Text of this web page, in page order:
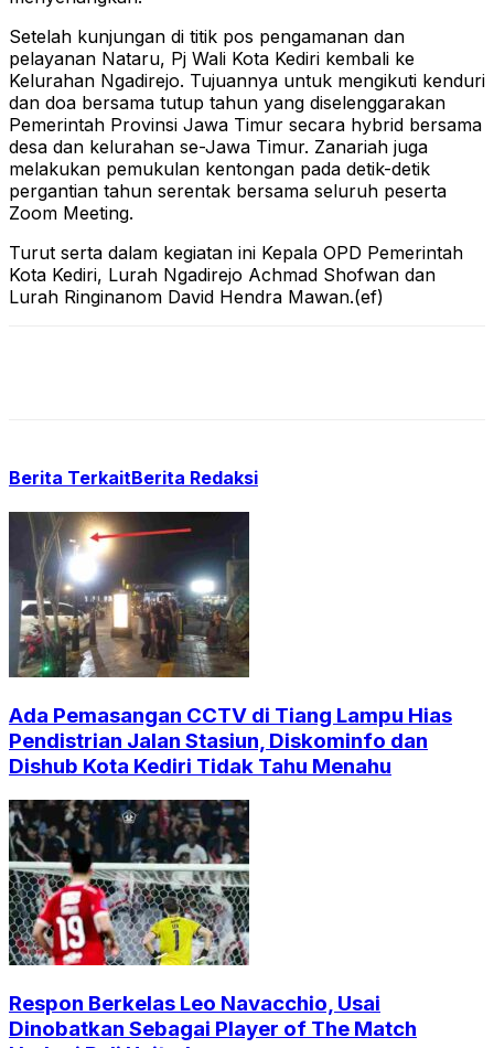
Setelah kunjungan di titik pos pengamanan dan
pelayanan Nataru, Pj Wali Kota Kediri kembali ke
Kelurahan Ngadirejo. Tujuannya untuk mengikuti kenduri
dan doa bersama tutup tahun yang diselenggarakan
Pemerintah Provinsi Jawa Timur secara hybrid bersama
desa dan kelurahan se-Jawa Timur. Zanariah juga
melakukan pemukulan kentongan pada detik-detik
pergantian tahun serentak bersama seluruh peserta
Zoom Meeting.
Turut serta dalam kegiatan ini Kepala OPD Pemerintah
Kota Kediri, Lurah Ngadirejo Achmad Shofwan dan
Lurah Ringinanom David Hendra Mawan.(ef)
Berita TerkaitBerita Redaksi
Ada Pemasangan CCTV di Tiang Lampu Hias
Pendistrian Jalan Stasiun, Diskominfo dan
Dishub Kota Kediri Tidak Tahu Menahu
Respon Berkelas Leo Navacchio, Usai
Dinobatkan Sebagai Player of The Match